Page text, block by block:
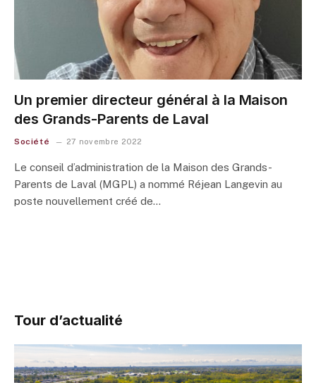
Un premier directeur général à la Maison
des Grands-Parents de Laval
Société 27 novembre 2022
Le conseil d’administration de la Maison des Grands-
Parents de Laval (MGPL) a nommé Réjean Langevin au
poste nouvellement créé de…
Tour d’actualité